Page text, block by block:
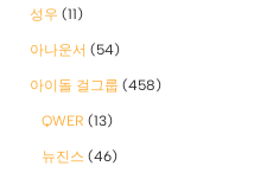
성우 (11)
아나운서 (54)
아이돌 걸그룹 (458)
QWER (13)
뉴진스 (46)